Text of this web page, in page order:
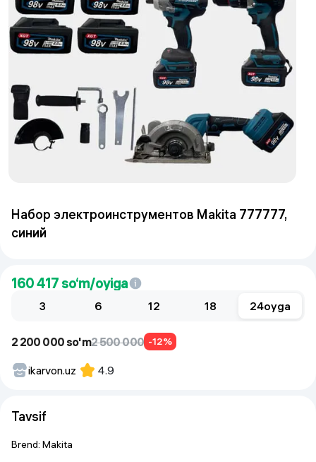
Набор электроинструментов Makita 777777,
синий
160 417 so‘m/oyiga
3 6 12 18 24oyga
2 200 000 so'm2 500 000 -12%
ikarvon.uz 4.9
Tavsif
Brend: Makita